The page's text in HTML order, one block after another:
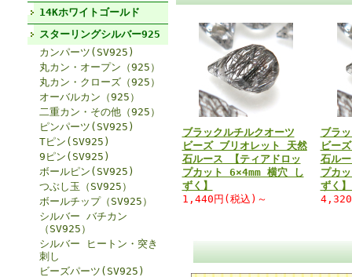
14Kホワイトゴールド
スターリングシルバー925
カンパーツ(SV925)
丸カン・オープン（925）
丸カン・クローズ（925）
オーバルカン（925）
二重カン・その他（925）
ピンパーツ(SV925)
Tピン(SV925)
9ピン(SV925)
ボールピン(SV925)
つぶし玉（SV925）
ボールチップ（SV925）
シルバー バチカン
（SV925）
シルバー ヒートン・突き
刺し
ビーズパーツ(SV925)
ブラックルチルクオーツ
ビーズ ブリオレット 天然
石ルース 【ティアドロッ
プカット 6×4mm 横穴 し
ずく】
1,440円(税込)～
ブラ
ビー
石ル
プカ
ずく